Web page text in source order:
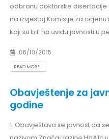
odbranu doktorske disertacije
na izvještaj Komisije za
koji su bili na uvidu javnosti u
06/10/2015
READ MORE...
Obavještenje za
godine
1. Obavještava se javnost da